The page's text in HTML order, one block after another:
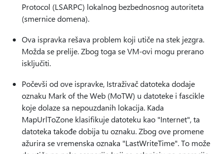
Protocol (LSARPC) lokalnog bezbednosnog autoriteta
(smernice domena).
Ova ispravka rešava problem koji utiče na stek jezgra.
Možda se prelije. Zbog toga se VM-ovi mogu prerano
isključiti.
Počevši od ove ispravke, Istraživač datoteka dodaje
oznaku Mark of the Web (MoTW) u datoteke i fascikle
koje dolaze sa nepouzdanih lokacija. Kada
MapUrlToZone klasifikuje datoteku kao "Internet", ta
datoteka takođe dobija tu oznaku. Zbog ove promene
ažurira se vremenska oznaka "LastWriteTime". To može